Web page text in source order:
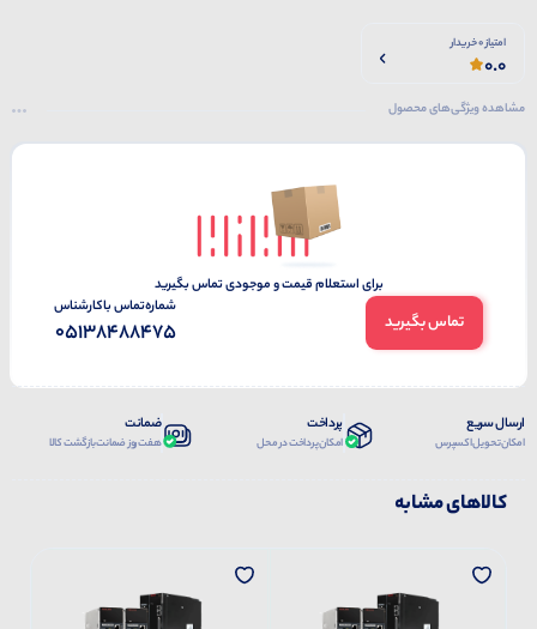
امتیاز 0 خریدار
0.0
مشاهده ویژگی‌های محصول
برای استعلام قیمت و موجودی تماس بگیرید
تماس بگیرید
شماره‌تماس‌ با‌کارشناس
05138488475
ارسال سریع
امکان تحویل اکسپرس
پرداخت
امکان پرداخت در محل
ضمانت
هفت روز ضمانت بازگشت کالا
کالاهای مشابه